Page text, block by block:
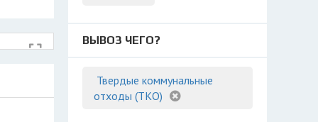
ВЫВОЗ ЧЕГО?
Твердые коммунальные
отходы (ТКО)